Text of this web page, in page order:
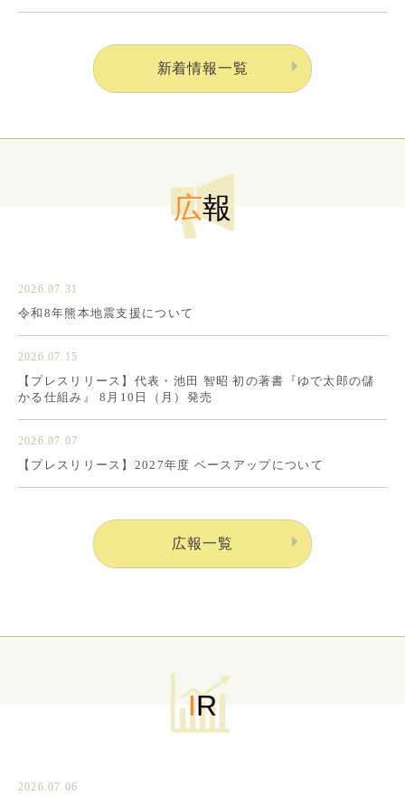
新着情報一覧
広報
2026.07.31
令和8年熊本地震支援について
2026.07.15
【プレスリリース】代表・池田 智昭 初の著書『ゆで太郎の儲
かる仕組み』 8月10日（月）発売
2026.07.07
【プレスリリース】2027年度 ベースアップについて
広報一覧
IR
2026.07.06